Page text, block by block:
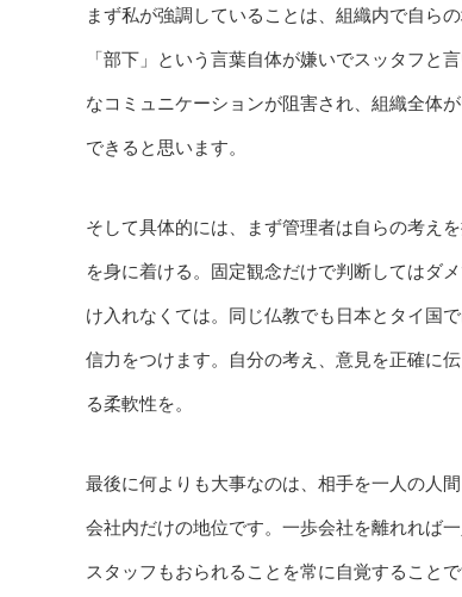
まず私が強調していることは、組織内で自ら
「部下」という言葉自体が嫌いでスッタフと
なコミュニケーションが阻害され、組織全体
できると思います。
そして具体的には、まず管理者は自らの考え
を身に着ける。固定観念だけで判断してはダ
け入れなくては。同じ仏教でも日本とタイ国
信力をつけます。自分の考え、意見を正確に
る柔軟性を。
最後に何よりも大事なのは、相手を一人の人
会社内だけの地位です。一歩会社を離れれば
スタッフもおられることを常に自覚すること